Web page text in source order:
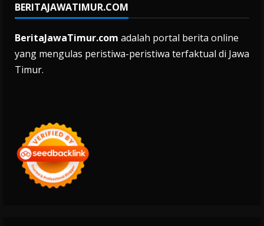
BERITAJAWATIMUR.COM
BeritaJawaTimur.com adalah portal berita online
yang mengulas peristiwa-peristiwa terfaktual di Jawa
Timur.